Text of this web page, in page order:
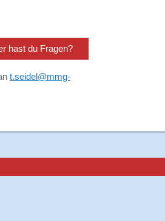
hast du Fragen?
t.seidel@mmg-